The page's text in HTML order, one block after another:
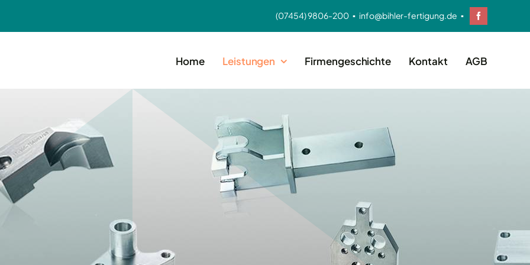
(07454) 9806-200 ▪ info@bihler-fertigung.de ▪
Home Leistungen Firmengeschichte Kontakt AGB